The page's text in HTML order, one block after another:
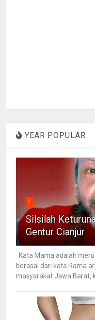
YEAR POPULAR
1
Silsilah
Gentur Cianjur
Kata Mama adalah
berasal dari kata Rama
masyarakat Jawa Barat,